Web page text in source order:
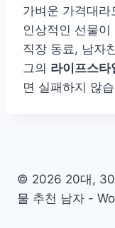
가벼운 가격대
인상적인 선물
직장 동료, 남자
그의 라이프스타
면 실패하지 않
© 2026 20대, 30
물 추천 남자 -